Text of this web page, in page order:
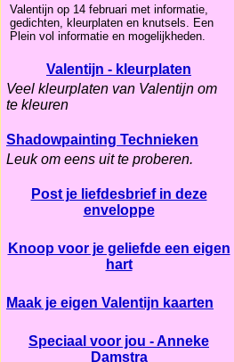
Valentijn op 14 februari met informatie,
gedichten, kleurplaten en knutsels. Een
Plein vol informatie en mogelijkheden.
Valentijn - kleurplaten
Veel kleurplaten van Valentijn om
te kleuren
Shadowpainting Technieken
Leuk om eens uit te proberen.
Post je liefdesbrief in deze
enveloppe
Knoop voor je geliefde een eigen
hart
Maak je eigen Valentijn kaarten
Speciaal voor jou - Anneke
Damstra